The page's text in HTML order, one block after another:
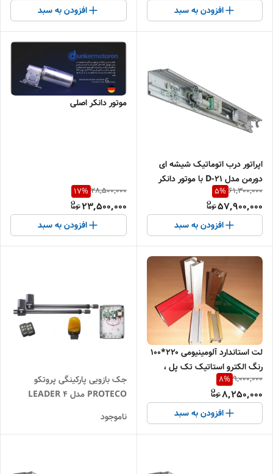
افزودن به سبد افزودن به سبد
اپراتور درب اتوماتیک شیشه ای
دورمن مدل D-21 با موتور دانکر
اصلی و دوسال گارانتی بی قید و
شرط
61,300,000
5%
57,900,000
افزودن به سبد
موتور دانکر اصلی
28,500,000
17%
23,500,000
افزودن به سبد
لت استاندارد آلومینیومی ۲۲۰*۱۰۰
رنگ الکترو استاتیک تک پل ،
بغلی ۳.۵ سانت و کفی ۷ سانت
9,000,000
8%
8,250,000
افزودن به سبد
جک بازویی پارکینگی پروتکو
PROTECO مدل LEADER 4
ناموجود